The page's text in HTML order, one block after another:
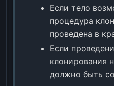
Если тело
процедура
проведена в
Если
клонирования
должно быть